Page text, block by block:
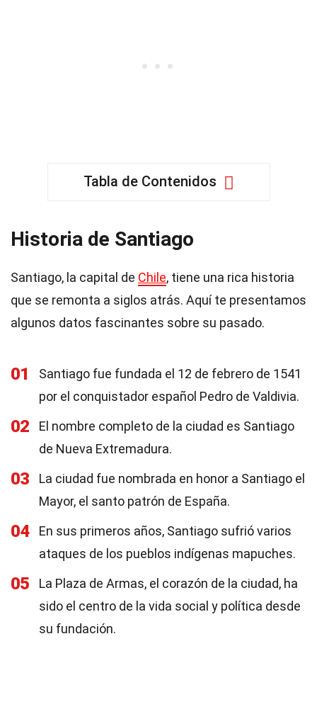
Tabla de Contenidos
Historia de Santiago
Santiago, la capital de Chile, tiene una rica historia
que se remonta a siglos atrás. Aquí te presentamos
algunos datos fascinantes sobre su pasado.
01
Santiago fue fundada el 12 de febrero de 1541
por el conquistador español Pedro de Valdivia.
02
El nombre completo de la ciudad es Santiago
de Nueva Extremadura.
03
La ciudad fue nombrada en honor a Santiago el
Mayor, el santo patrón de España.
04
En sus primeros años, Santiago sufrió varios
ataques de los pueblos indígenas mapuches.
05
La Plaza de Armas, el corazón de la ciudad, ha
sido el centro de la vida social y política desde
su fundación.